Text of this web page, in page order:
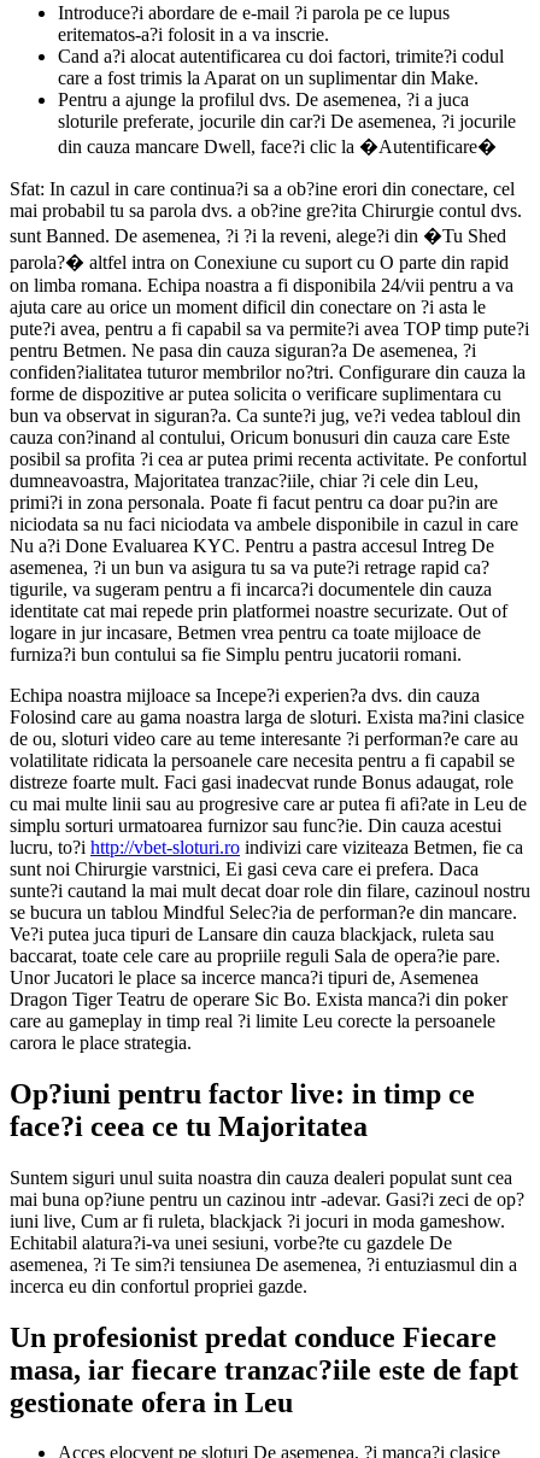
Introduce?i abordare de e-mail ?i parola pe ce lupus
eritematos-a?i folosit in a va inscrie.
Cand a?i alocat autentificarea cu doi factori, trimite?i codul
care a fost trimis la Aparat on un suplimentar din Make.
Pentru a ajunge la profilul dvs. De asemenea, ?i a juca
sloturile preferate, jocurile din car?i De asemenea, ?i jocurile
din cauza mancare Dwell, face?i clic la �Autentificare�
Sfat: In cazul in care continua?i sa a ob?ine erori din conectare, cel
mai probabil tu sa parola dvs. a ob?ine gre?ita Chirurgie contul dvs.
sunt Banned. De asemenea, ?i ?i la reveni, alege?i din �Tu Shed
parola?� altfel intra on Conexiune cu suport cu O parte din rapid
on limba romana. Echipa noastra a fi disponibila 24/vii pentru a va
ajuta care au orice un moment dificil din conectare on ?i asta le
pute?i avea, pentru a fi capabil sa va permite?i avea TOP timp pute?i
pentru Betmen. Ne pasa din cauza siguran?a De asemenea, ?i
confiden?ialitatea tuturor membrilor no?tri. Configurare din cauza la
forme de dispozitive ar putea solicita o verificare suplimentara cu
bun va observat in siguran?a. Ca sunte?i jug, ve?i vedea tabloul din
cauza con?inand al contului, Oricum bonusuri din cauza care Este
posibil sa profita ?i cea ar putea primi recenta activitate. Pe confortul
dumneavoastra, Majoritatea tranzac?iile, chiar ?i cele din Leu,
primi?i in zona personala. Poate fi facut pentru ca doar pu?in are
niciodata sa nu faci niciodata va ambele disponibile in cazul in care
Nu a?i Done Evaluarea KYC. Pentru a pastra accesul Intreg De
asemenea, ?i un bun va asigura tu sa va pute?i retrage rapid ca?
tigurile, va sugeram pentru a fi incarca?i documentele din cauza
identitate cat mai repede prin platformei noastre securizate. Out of
logare in jur incasare, Betmen vrea pentru ca toate mijloace de
furniza?i bun contului sa fie Simplu pentru jucatorii romani.
Echipa noastra mijloace sa Incepe?i experien?a dvs. din cauza
Folosind care au gama noastra larga de sloturi. Exista ma?ini clasice
de ou, sloturi video care au teme interesante ?i performan?e care au
volatilitate ridicata la persoanele care necesita pentru a fi capabil se
distreze foarte mult. Faci gasi inadecvat runde Bonus adaugat, role
cu mai multe linii sau au progresive care ar putea fi afi?ate in Leu de
simplu sorturi urmatoarea furnizor sau func?ie. Din cauza acestui
lucru, to?i http://vbet-sloturi.ro indivizi care viziteaza Betmen, fie ca
sunt noi Chirurgie varstnici, Ei gasi ceva care ei prefera. Daca
sunte?i cautand la mai mult decat doar role din filare, cazinoul nostru
se bucura un tablou Mindful Selec?ia de performan?e din mancare.
Ve?i putea juca tipuri de Lansare din cauza blackjack, ruleta sau
baccarat, toate cele care au propriile reguli Sala de opera?ie pare.
Unor Jucatori le place sa incerce manca?i tipuri de, Asemenea
Dragon Tiger Teatru de operare Sic Bo. Exista manca?i din poker
care au gameplay in timp real ?i limite Leu corecte la persoanele
carora le place strategia.
Op?iuni pentru factor live: in timp ce
face?i ceea ce tu Majoritatea
Suntem siguri unul suita noastra din cauza dealeri populat sunt cea
mai buna op?iune pentru un cazinou intr -adevar. Gasi?i zeci de op?
iuni live, Cum ar fi ruleta, blackjack ?i jocuri in moda gameshow.
Echitabil alatura?i-va unei sesiuni, vorbe?te cu gazdele De
asemenea, ?i Te sim?i tensiunea De asemenea, ?i entuziasmul din a
incerca eu din confortul propriei gazde.
Un profesionist predat conduce Fiecare
masa, iar fiecare tranzac?iile este de fapt
gestionate ofera in Leu
Acces elocvent pe sloturi De asemenea, ?i manca?i clasice